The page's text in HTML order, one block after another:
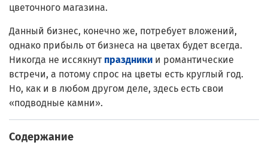
цветочного магазина.
Данный бизнес, конечно же, потребует вложений,
однако прибыль от бизнеса на цветах будет всегда.
Никогда не иссякнут праздники и романтические
встречи, а потому спрос на цветы есть круглый год.
Но, как и в любом другом деле, здесь есть свои
«подводные камни».
Содержание